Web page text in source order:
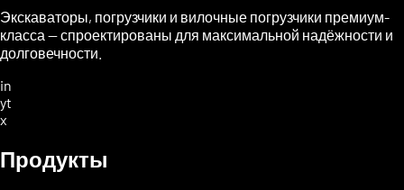
Экскаваторы, погрузчики и вилочные погрузчики премиум-
класса — спроектированы для максимальной надёжности и
долговечности.
in
yt
x
Продукты